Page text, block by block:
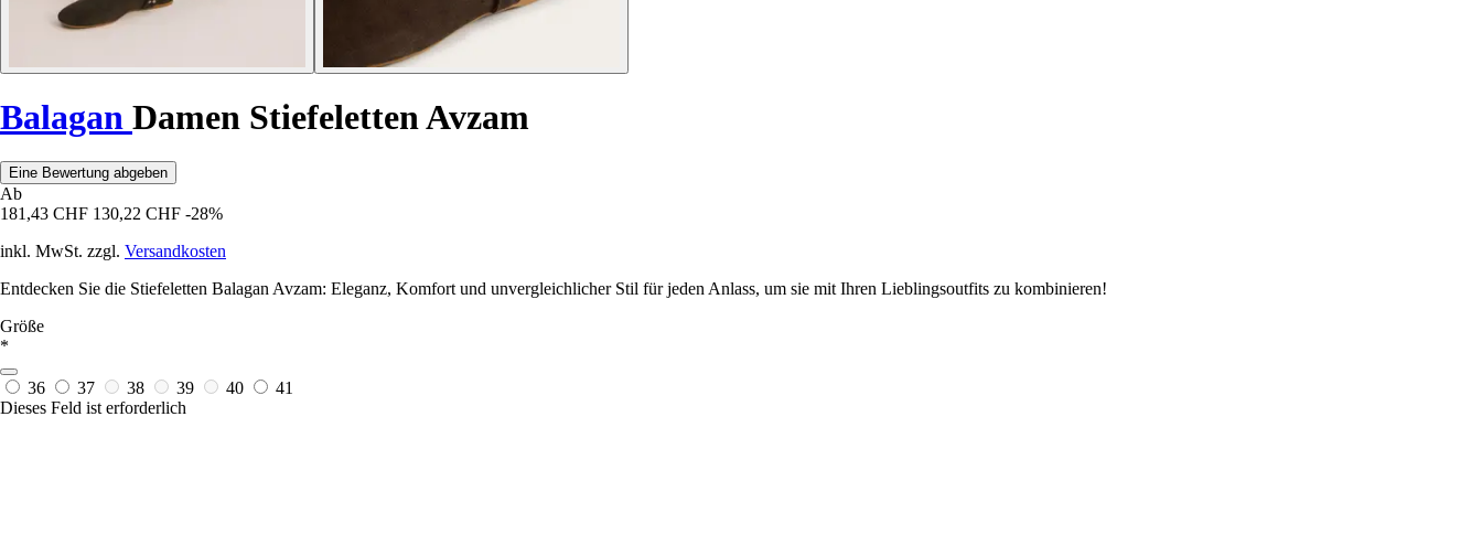
Balagan Damen Stiefeletten Avzam
Eine Bewertung abgeben
Ab
181,43 CHF 130,22 CHF -28%
inkl. MwSt. zzgl. Versandkosten
Entdecken Sie die Stiefeletten Balagan Avzam: Eleganz, Komfort und unvergleichlicher Stil für jeden Anlass, um sie mit Ihren Lieblingsoutfits zu kombinieren!
Größe
*
36 37 38 39 40
41
Dieses Feld ist erforderlich